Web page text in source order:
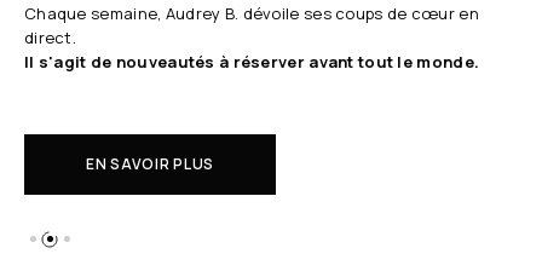
Chaque semaine, Audrey B. dévoile ses coups de cœur en
direct.
Il s'agit de nouveautés à réserver avant tout le monde.
EN SAVOIR PLUS